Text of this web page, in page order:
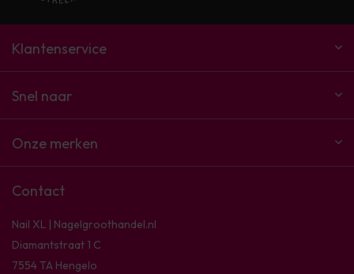
Klantenservice
Snel naar
Onze merken
Contact
Nail XL | Nagelgroothandel.nl
Diamantstraat 1 C
7554 TA Hengelo